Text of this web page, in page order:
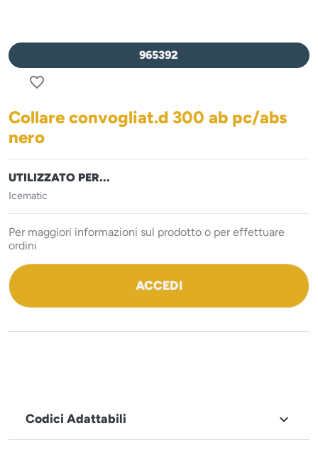
965392
favorite_border
Collare convogliat.d 300 ab pc/abs
nero
UTILIZZATO PER...
Icematic
Per maggiori informazioni sul prodotto o per effettuare
ordini
ACCEDI
Codici Adattabili 